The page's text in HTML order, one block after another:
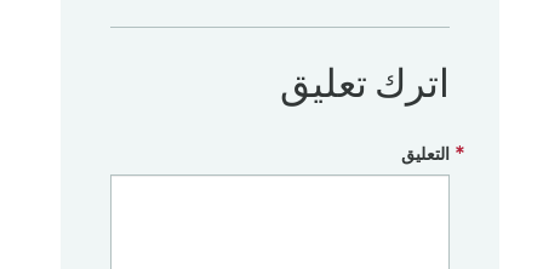
اترك تعليق
التعليق